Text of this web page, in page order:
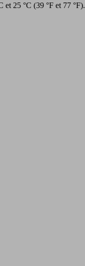
et 25 °C (39 °F et 77 °F).